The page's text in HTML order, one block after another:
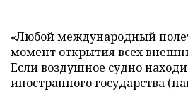
«Любой международный
момент открытия всех
Если воздушное судно
иностранного государства